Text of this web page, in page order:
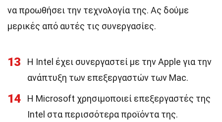
να προωθήσει την τεχνολογία της. Ας δούμε
μερικές από αυτές τις συνεργασίες.
13
Η Intel έχει συνεργαστεί με την Apple για την
ανάπτυξη των επεξεργαστών των Mac.
14
Η Microsoft χρησιμοποιεί επεξεργαστές της
Intel στα περισσότερα προϊόντα της.